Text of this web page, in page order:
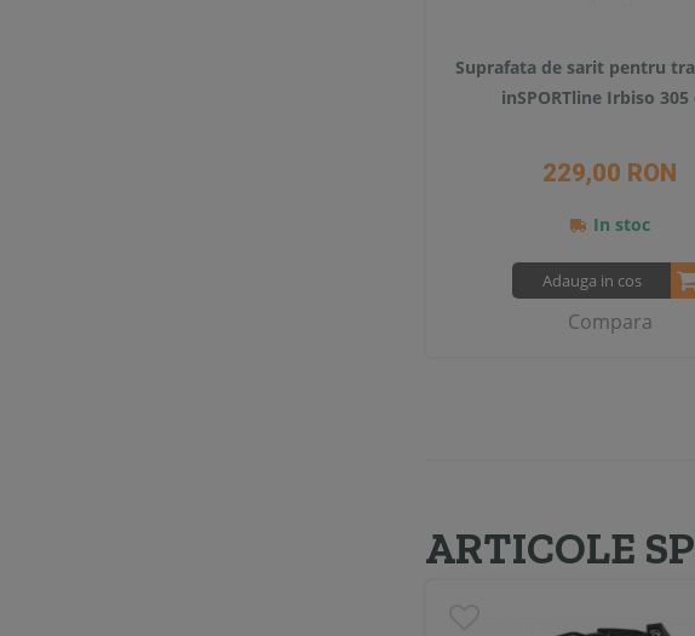
Suprafata de sarit pentru
inSPORTline Irbiso 305
229,00 RON
In stoc
Adauga in cos
Compara
ARTICOLE